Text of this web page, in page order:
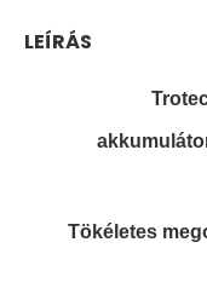
LEÍRÁS
Tökéletes